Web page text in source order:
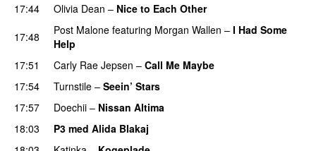
17:44
Olivia Dean – Nice to Each Other
17:48
Post Malone featuring Morgan Wallen – I Had Some
Help
17:51 Carly Rae Jepsen – Call Me Maybe
17:54
Turnstile – Seein’ Stars
17:57 Doechii – Nissan Altima
18:03
P3 med Alida Blakaj